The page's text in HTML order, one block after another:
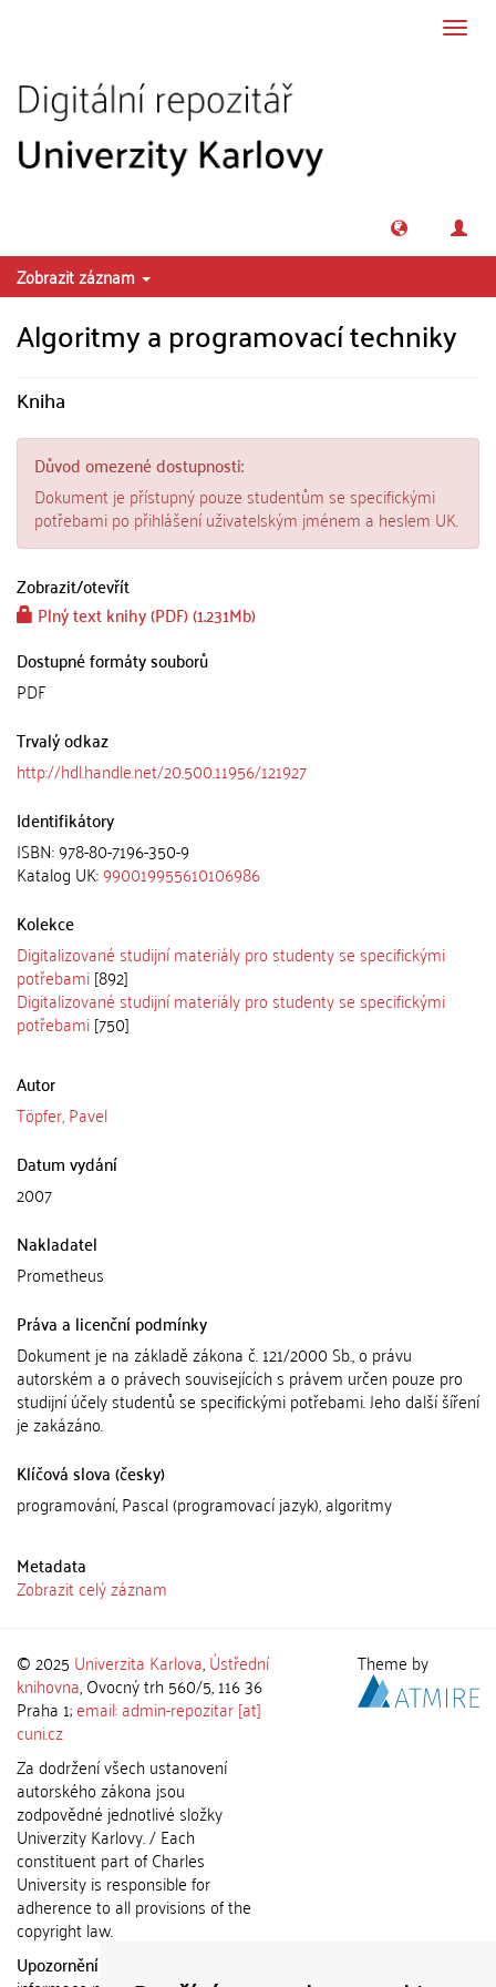
Zobrazit záznam
Algoritmy a programovací techniky
Kniha
Důvod omezené dostupnosti:
Dokument je přístupný pouze studentům se specifickými
potřebami po přihlášení uživatelským jménem a heslem UK.
Zobrazit/otevřít
Plný text knihy (PDF) (1.231Mb)
Dostupné formáty souborů
PDF
Trvalý odkaz
http://hdl.handle.net/20.500.11956/121927
Identifikátory
ISBN: 978-80-7196-350-9
Katalog UK:990019955610106986
Kolekce
Digitalizované studijní materiály pro studenty se specifickými
potřebami[892]
Digitalizované studijní materiály pro studenty se specifickými
potřebami[750]
Autor
Töpfer, Pavel
Datum vydání
2007
Nakladatel
Prometheus
Práva a licenční podmínky
Dokument je na základě zákona č. 121/2000 Sb., o právu
autorském a o právech souvisejících s právem určen pouze pro
studijní účely studentů se specifickými potřebami. Jeho další šíření
je zakázáno.
Klíčová slova (česky)
programování, Pascal (programovací jazyk), algoritmy
Metadata
Zobrazit celý záznam
© 2025 Univerzita Karlova,Ústřední
knihovna, Ovocný trh 560/5, 116 36
Praha 1;email: admin-repozitar [at]
cuni.cz
Za dodržení všech ustanovení
autorského zákona jsou
zodpovědné jednotlivé složky
Univerzity Karlovy. / Each
constituent part of Charles
University is responsible for
adherence to all provisions of the
copyright law.
Upozornění / Notice:
Theme by